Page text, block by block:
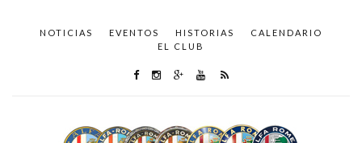
NOTICIAS EVENTOS HISTORIAS
CALENDARIO
EL CLUB